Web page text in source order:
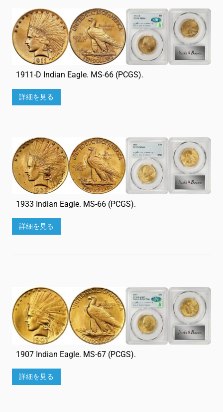
1911-D Indian Eagle. MS-66 (PCGS).
詳細を見る
1933 Indian Eagle. MS-66 (PCGS).
詳細を見る
1907 Indian Eagle. MS-67 (PCGS).
詳細を見る